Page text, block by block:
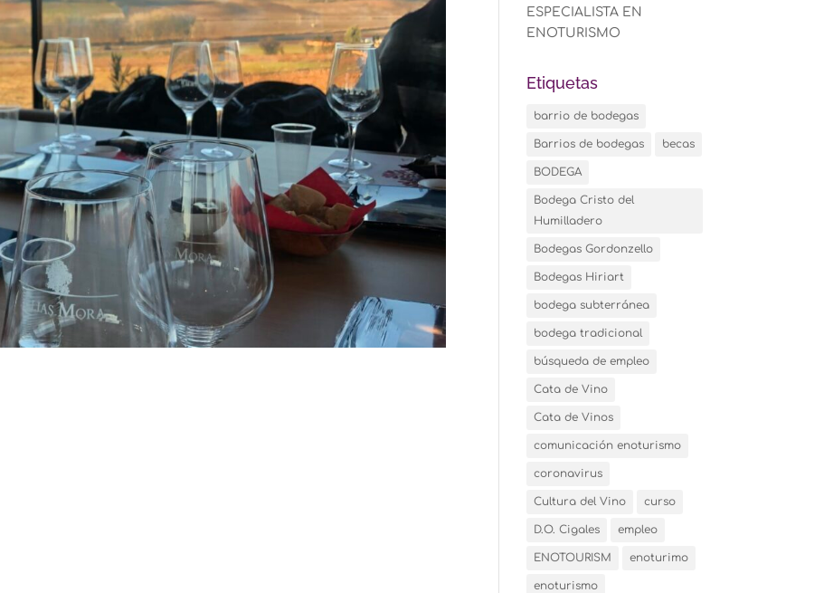
ESPECIALISTA EN
ENOTURISMO
Etiquetas
barrio de bodegas
Barrios de bodegas becas
BODEGA
Bodega Cristo del
Humilladero
Bodegas Gordonzello
Bodegas Hiriart
bodega subterránea
bodega tradicional
búsqueda de empleo
Cata de Vino
Cata de Vinos
comunicación enoturismo
coronavirus
Cultura del Vino curso
D.O. Cigales empleo
ENOTOURISM enoturimo
enoturismo